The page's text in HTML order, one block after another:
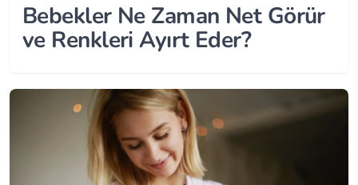
Bebekler Ne Zaman Net Görür
ve Renkleri Ayırt Eder?